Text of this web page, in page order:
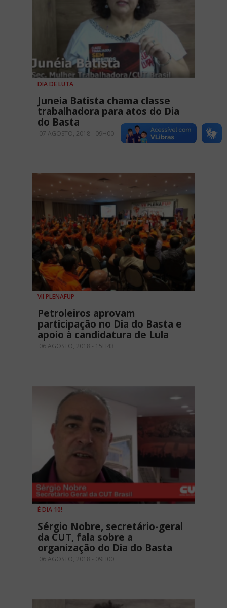
DIA DE LUTA
Juneia Batista chama classe
trabalhadora para atos do Dia
do Basta
07 AGOSTO, 2018 - 09H00
VII PLENAFUP
Petroleiros aprovam
participação no Dia do Basta e
apoio à candidatura de Lula
06 AGOSTO, 2018 - 15H43
É DIA 10!
Sérgio Nobre, secretário-geral
da CUT, fala sobre a
organização do Dia do Basta
06 AGOSTO, 2018 - 09H00